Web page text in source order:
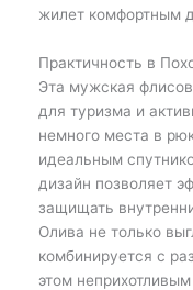
жилет комфортным
Практичность в
Эта мужская
для туризма и
немного места в
идеальным
дизайн позволяет
защищать
Олива не только
комбинируется с
этом